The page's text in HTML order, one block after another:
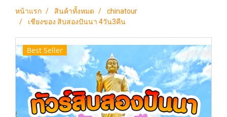
หน้าแรก สินค้าทั้งหมด
chinatour
เชียงของ สิบสองปันนา 4วัน3คืน
Best Seller